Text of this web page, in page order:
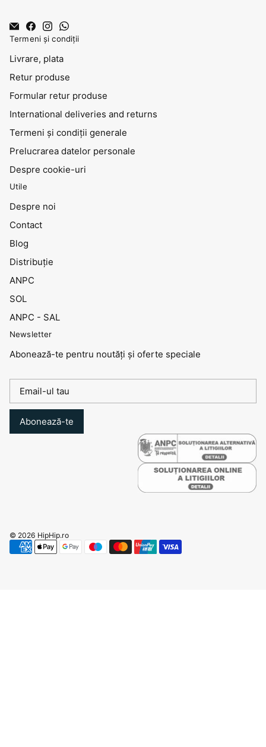
Termeni și condiții
Livrare, plata
Retur produse
Formular retur produse
International deliveries and returns
Termeni și condiții generale
Prelucrarea datelor personale
Despre cookie-uri
Utile
Despre noi
Contact
Blog
Distribuţie
ANPC
SOL
ANPC - SAL
Newsletter
Abonează-te pentru noutăți și oferte speciale
Abonează-te
© 2026 HipHip.ro